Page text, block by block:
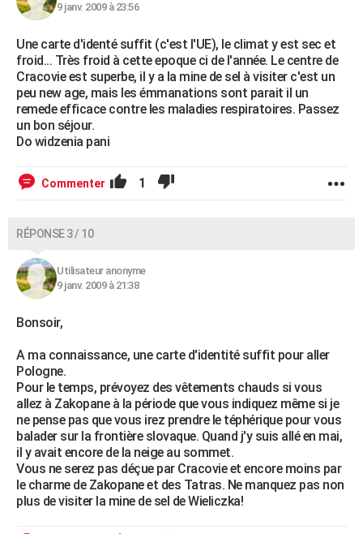
9 janv. 2009 à 23:56
Une carte d'identé suffit (c'est l'UE), le climat y est sec et
froid... Très froid à cette epoque ci de l'année. Le centre de
Cracovie est superbe, il y a la mine de sel à visiter c'est un
peu new age, mais les émmanations sont parait il un
remede efficace contre les maladies respiratoires. Passez
un bon séjour.
Do widzenia pani
Commenter 1
RÉPONSE 3 / 10
Utilisateur anonyme
9 janv. 2009 à 21:38
Bonsoir,
A ma connaissance, une carte d'identité suffit pour aller
Pologne.
Pour le temps, prévoyez des vêtements chauds si vous
allez à Zakopane à la période que vous indiquez même si je
ne pense pas que vous irez prendre le téphérique pour vous
balader sur la frontière slovaque. Quand j'y suis allé en mai,
il y avait encore de la neige au sommet.
Vous ne serez pas déçue par Cracovie et encore moins par
le charme de Zakopane et des Tatras. Ne manquez pas non
plus de visiter la mine de sel de Wieliczka!